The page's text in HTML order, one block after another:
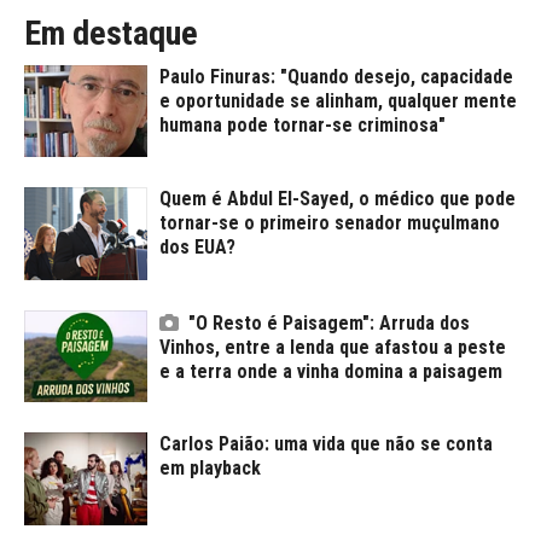
Em destaque
Paulo Finuras: "Quando desejo, capacidade
e oportunidade se alinham, qualquer mente
humana pode tornar-se criminosa"
Quem é Abdul El-Sayed, o médico que pode
tornar-se o primeiro senador muçulmano
dos EUA?
"O Resto é Paisagem": Arruda dos
Vinhos, entre a lenda que afastou a peste
e a terra onde a vinha domina a paisagem
Carlos Paião: uma vida que não se conta
em playback